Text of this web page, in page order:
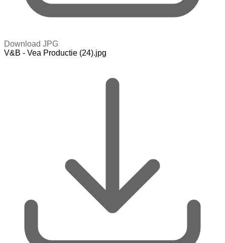
Download JPG
V&B - Vea Productie (24).jpg